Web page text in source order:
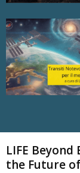
LIFE
the Future